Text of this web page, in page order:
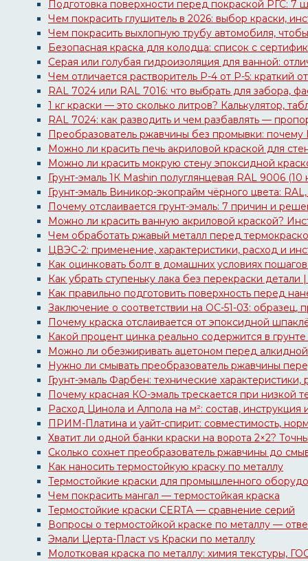
Подготовка поверхности перед покраской РГС: 7
Чем покрасить глушитель в 2026: выбор краски,
Чем покрасить выхлопную трубу автомобиля,
Безопасная краска для колодца: список с
Серая или голубая гидроизоляция для ванной:
Чем отличается растворитель Р-4 от Р-5: краткий
RAL 7024 или RAL 7016: что выбрать для забора,
1 кг краски — это сколько литров? Калькулятор,
RAL 7024: как разводить и чем разбавлять —
Преобразователь ржавчины без промывки:
Можно ли красить печь акриловой краской для
Можно ли красить мокрую стену эпоксидной
Грунт-эмаль 1К Mashin полуглянцевая RAL 9006
Грунт-эмаль Виникор-экопрайм чёрного цвета:
Почему отслаивается грунт-эмаль: 7 причин и
Можно ли красить ванную акриловой краской?
Чем обработать ржавый металл перед
ЦВЭС-2: применение, характеристики, расход и
Как оцинковать болт в домашних условиях
Как убрать ступеньку лака без перекраски
Как правильно подготовить поверхность перед
Заключение о соответствии на ОС-51-03: образец,
Почему краска отслаивается от эпоксидной
Какой процент цинка реально содержится в
Можно ли обезжиривать ацетоном перед
Нужно ли смывать преобразователь ржавчины
Грунт-эмаль Фарбен: технические
Почему красная КО-эмаль трескается при низкой
Расход Цинола и Алпола на м²: состав,
ПРИМ-Платина и уайт-спирит: совместимость,
Хватит ли одной банки краски на ворота 2×2?
Сколько сохнет преобразователь ржавчины до
Как наносить термостойкую краску по металлу
Термостойкие краски для промышленного
Чем покрасить мангал — термостойкая краска
Термостойкие краски CERTA — сравнение серий
Вопросы о термостойкой краске по металлу —
Эмали Церта-Пласт vs Краски по металлу
Молотковая краска по металлу: химия текстуры,